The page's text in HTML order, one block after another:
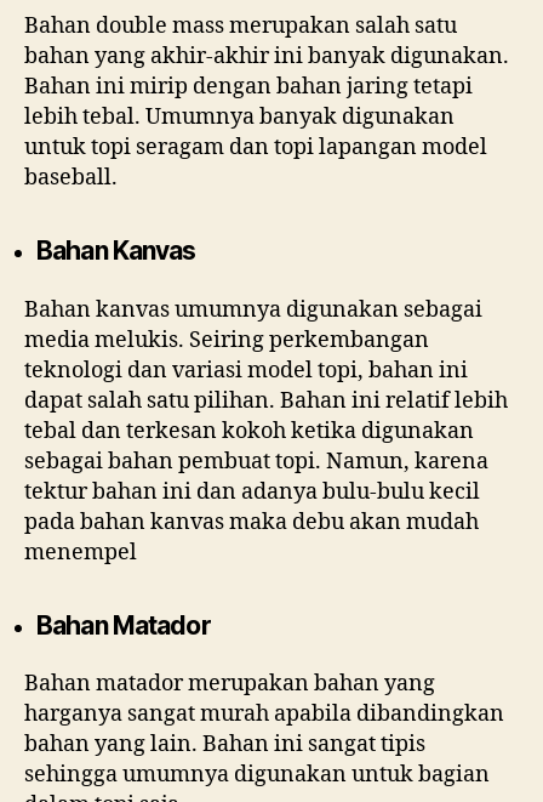
Bahan double mass merupakan salah satu
bahan yang akhir-akhir ini banyak digunakan.
Bahan ini mirip dengan bahan jaring tetapi
lebih tebal. Umumnya banyak digunakan
untuk topi seragam dan topi lapangan model
baseball.
Bahan Kanvas
Bahan kanvas umumnya digunakan sebagai
media melukis. Seiring perkembangan
teknologi dan variasi model topi, bahan ini
dapat salah satu pilihan. Bahan ini relatif lebih
tebal dan terkesan kokoh ketika digunakan
sebagai bahan pembuat topi. Namun, karena
tektur bahan ini dan adanya bulu-bulu kecil
pada bahan kanvas maka debu akan mudah
menempel
Bahan Matador
Bahan matador merupakan bahan yang
harganya sangat murah apabila dibandingkan
bahan yang lain. Bahan ini sangat tipis
sehingga umumnya digunakan untuk bagian